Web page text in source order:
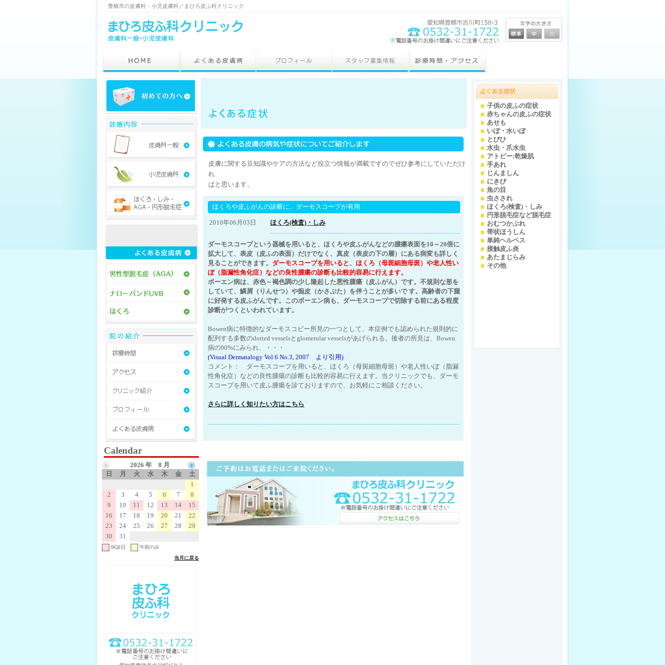
豊橋市の皮膚科・小児皮膚科／まひろ皮ふ科クリニック
皮膚に関する豆知識やケアの方法など役立つ情報が満載ですのでぜひ参考にしていただけ
れ
ばと思います。
ほくろや皮ふがんの診断に、ダーモスコープが有用
2010年06月03日 ほくろ(検査)・しみ
ダーモスコープという器械を用いると、ほくろや皮ふがんなどの腫瘍表面を10～20倍に
拡大して、表皮（皮ふの表面）だけでなく、真皮（表皮の下の層）にある病変も詳しく
見ることができます。 ダーモスコープを用いると、ほくろ（母斑細胞母斑）や老人性い
ぼ（脂漏性角化症）などの良性腫瘍の診断も比較的容易に行えます。
ボーエン病は、赤色～褐色調の少し隆起した悪性腫瘍（皮ふがん）です。不規則な形を
していて、鱗屑（りんせつ）や痂皮（かさぶた）を伴うことが多いで す。高齢者の下腿
に好発する皮ふがんです。このボーエン病も、ダーモスコープで切除する前にある程度
診断がつくといわれています。
Bowen病に特徴的なダーモスコピー所見の一つとして、本症例でも認められた規則的に
配列する多数のdotted vesselsとglomerular vesselsがあげられる。後者の所見は、Bowen
病の90%にみられ、・・・
(Visual Dermatalogy Vol.6 No.3, 2007 より引用)
コメント： ダーモスコープを用いると、ほくろ（母斑細胞母斑）や老人性いぼ（脂漏
性角化症）などの良性腫瘍の診断も比較的容易に行えます。当クリニックでも、ダーモ
スコープを用いて皮ふ腫瘍を診ておりますので、お気軽にご相談ください。
さらに詳しく知りたい方はこちら
子供の皮ふの症状
赤ちゃんの皮ふの症状
あせも
いぼ・水いぼ
とびひ
水虫・爪水虫
アトピー:乾燥肌
手あれ
じんましん
にきび
魚の目
虫さされ
ほくろ(検査)・しみ
円形脱毛症など脱毛症
おむつかぶれ
帯状ほうしん
単純ヘルペス
接触皮ふ炎
あたまじらみ
その他
Calendar
2026 年 8 月
日
月 火 水 木 金
土
1
2
3 4 5 6 7
8
9
10 11 12 13 14
15
16
17 18 19 20 21
22
23
24 25 26 27 28
29
30
31
休診日
午前のみ
当月に戻る